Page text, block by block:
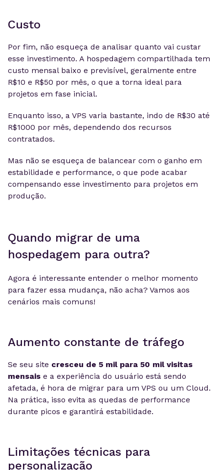
Custo
Por fim, não esqueça de analisar quanto vai custar
esse investimento. A hospedagem compartilhada tem
custo mensal baixo e previsível, geralmente entre
R$10 e R$50 por mês, o que a torna ideal para
projetos em fase inicial.
Enquanto isso, a VPS varia bastante, indo de R$30 até
R$1000 por mês, dependendo dos recursos
contratados.
Mas não se esqueça de balancear com o ganho em
estabilidade e performance, o que pode acabar
compensando esse investimento para projetos em
produção.
Quando migrar de uma
hospedagem para outra?
Agora é interessante entender o melhor momento
para fazer essa mudança, não acha? Vamos aos
cenários mais comuns!
Aumento constante de tráfego
Se seu site cresceu de 5 mil para 50 mil visitas
mensais e a experiência do usuário está sendo
afetada, é hora de migrar para um VPS ou um Cloud.
Na prática, isso evita as quedas de performance
durante picos e garantirá estabilidade.
Limitações técnicas para
personalização